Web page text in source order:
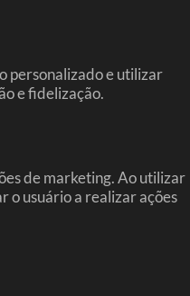
personalizado e utilizar
e fidelização.
de marketing. Ao utilizar
o usuário a realizar ações